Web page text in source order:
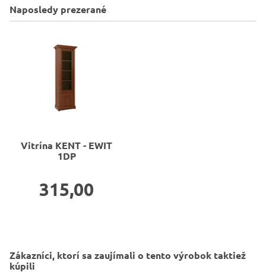
Naposledy prezerané
Vitrína KENT - EWIT
1DP
315,00
Zákazníci, ktorí sa zaujímali o tento výrobok taktiež
kúpili